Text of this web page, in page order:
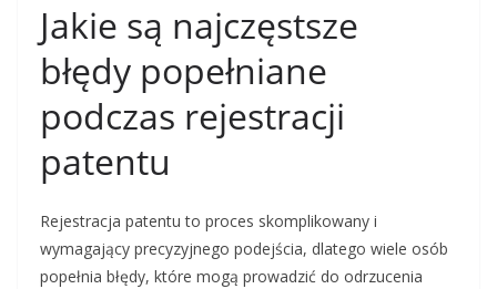
Jakie są najczęstsze
błędy popełniane
podczas rejestracji
patentu
Rejestracja patentu to proces skomplikowany i
wymagający precyzyjnego podejścia, dlatego wiele osób
popełnia błędy, które mogą prowadzić do odrzucenia